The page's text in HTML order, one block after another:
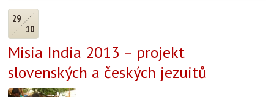
29
10
Misia India 2013 – projekt
slovenských a českých jezuitů